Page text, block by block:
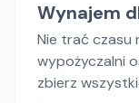
Wynajem
Nie trać czasu
wypożyczalni
zbierz